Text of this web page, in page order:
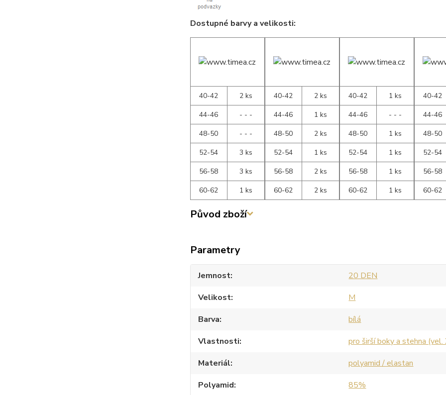
Dostupné barvy a velikosti:
40-42
2 ks
44-46
- - -
48-50
- - -
52-54
3 ks
56-58
3 ks
60-62
1 ks
40-42
2 ks
44-46
1 ks
48-50
2 ks
52-54
1 ks
56-58
2 ks
60-62
2 ks
40-42
1 ks
44-46
- - -
48-50
1 ks
52-54
1 ks
56-58
1 ks
60-62
1 ks
40-42
44-46
48-50
52-54
56-58
60-62
Původ zboží
Parametry
Jemnost
20 DEN
Velikost
M
Barva
bílá
Vlastnosti
pro širší boky a stehna (vel.
Materiál
polyamid / elastan
Polyamid
85%